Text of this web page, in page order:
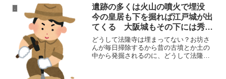
.
遺跡の多くは火山の噴火で埋没
今の皇居も下を掘れば江戸城が出
てくる 大阪城もその下には秀吉
の建てた大阪城が埋まっている
どうして法隆寺は埋まってない？お坊さ
んが毎日掃除するから昔の古墳とか土の
中から発掘されるのに、どうして法隆寺